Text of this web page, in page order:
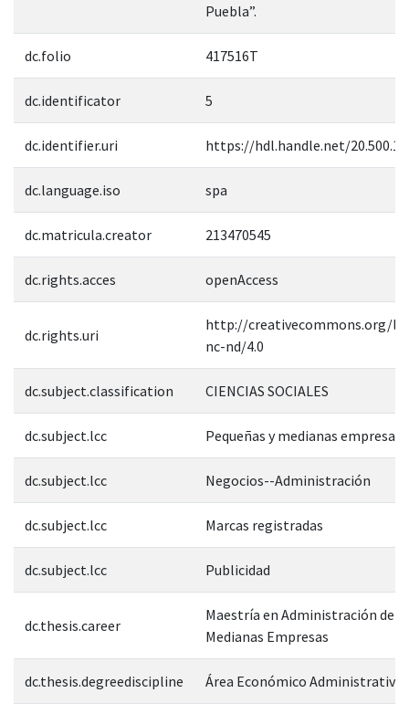
Puebla”.
dc.folio 417516T
dc.identificator 5
dc.identifier.uri https://hdl.handle.net/
dc.language.iso spa
dc.matricula.creator 213470545
dc.rights.acces openAccess
dc.rights.uri
http://creativecommons.org/
nc-nd/4.0
dc.subject.classification CIENCIAS SOCIALES
dc.subject.lcc Pequeñas y medianas empresas
dc.subject.lcc Negocios--Administración
dc.subject.lcc Marcas registradas
dc.subject.lcc Publicidad
dc.thesis.career
Maestría en Administración de
Medianas Empresas
dc.thesis.degreediscipline Área Económico Administrativa